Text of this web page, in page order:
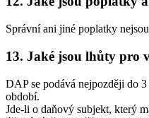
Správní ani jiné poplatky
13. Jaké jsou lhůty pro
DAP se podává nejpozději do
období.
Jde-li o daňový subjekt, který